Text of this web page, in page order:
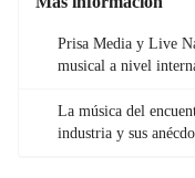
Prisa Media y Live
musical a nivel
La música del
industria y sus